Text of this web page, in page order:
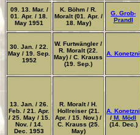
09. 13. Mar. /
01. Apr. / 18.
May 1951
K. Böhm / R.
Moralt (01. Apr. /
18. May)
G. Grob-
Prandl
30. Jan. / 22.
May / 19. Sep.
1952
W. Furtwängler /
R. Moralt (22.
May) / C. Krauss
(19. Sep.)
A. Konetzni
13. Jan. / 26.
Feb. / 21. Apr.
/ 25. May / 15.
Nov. / 14.
Dec. 1953
R. Moralt / H.
Hollreiser (21.
Apr. / 15. Nov.) /
C. Krauss (25.
May)
A. Konetzni
/ M. Mödl
(14. Dec.)